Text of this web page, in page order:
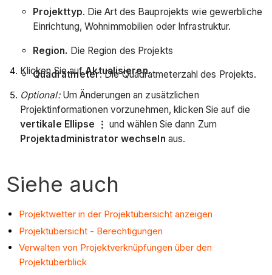
Projekttyp. Die Art des Bauprojekts wie gewerbliche
Einrichtung, Wohnimmobilien oder Infrastruktur.
Region. Die Region des Projekts
Quadratmeter. Die Quadratmeterzahl des Projekts.
Klicken Sie aufAktualisieren.
Optional:Um Änderungen an zusätzlichen
Projektinformationen vorzunehmen, klicken Sie auf die
vertikale Ellipse
und wählen Sie dann Zum
Projektadministrator wechseln aus.
Siehe auch
Projektwetter in der Projektübersicht anzeigen
Projektübersicht - Berechtigungen
Verwalten von Projektverknüpfungen über den
Projektüberblick